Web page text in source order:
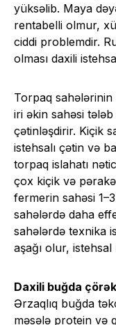
yüksəlib. Maya
rentabelli olmur,
ciddi problemdir.
olması daxili
Torpaq
iri əkin sahəsi
çətinləşdirir. Kiçik
istehsalı çətin və
torpaq islahatı
çox kiçik və
fermerin sahəsi
sahələrdə daha
sahələrdə texnika
aşağı olur,
Daxili buğda
Ərzaqlıq buğda
məsələ protein və